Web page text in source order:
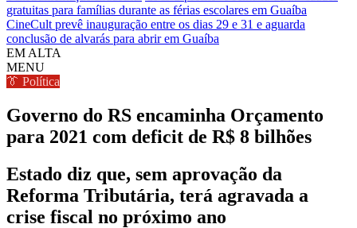
gratuitas para famílias durante as férias escolares em Guaíba
CineCult prevê inauguração entre os dias 29 e 31 e aguarda
conclusão de alvarás para abrir em Guaíba
EM ALTA
MENU
👔 Política
Governo do RS encaminha Orçamento
para 2021 com deficit de R$ 8 bilhões
Estado diz que, sem aprovação da
Reforma Tributária, terá agravada a
crise fiscal no próximo ano